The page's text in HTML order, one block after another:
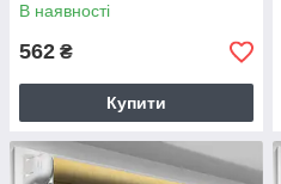
В наявності
562 ₴
Купити